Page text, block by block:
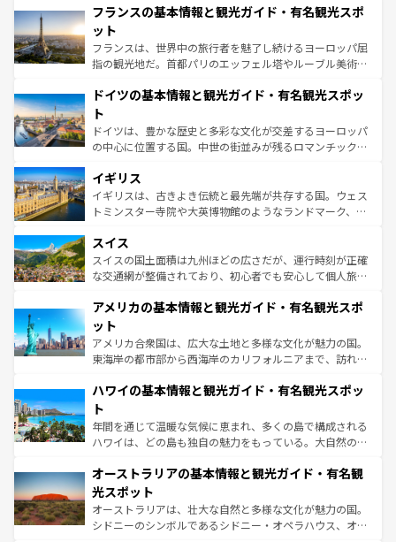
なお、新着のイタリア情報はコンテンツ一覧を参照してほ
しい。
文化が根付くこの国では、情熱的なフラメンコ、熱気あふ
れる闘牛、そして美味しいタパスが生活の一部となってい
る。首都マドリードの洗練された雰囲気や、バルセロナの
アートに溢れた街角から、地方では古代ローマ遺跡や中世
せる。地方によって風土や気候が異なるスペインはその個
ンテンツ一覧 を参照してほしい。
フランスの基本情報と観光ガイド・有名観光スポ
ット
フランスは、世界中の旅行者を魅了し続けるヨーロッパ屈
指の観光地だ。首都パリのエッフェル塔やルーブル美術館
で、幅広い魅力が詰まっている。華麗な宮殿、歴史的な大
聖堂、美しいビーチ、そして豊かな自然が、訪れる者を心
から魅了する。また、フランスは美食の国としても知ら
れ、フランス料理はユネスコ無形文化遺産にも登録されて
香り高いラベンダー畑など、多彩な楽しみ方が可能だ。さ
らに、パリ以外の地域にも魅力が溢れており、どの街角に
も豊かな歴史と文化が息づいている。パリ以外の個性あふ
を参照してほしい。
ドイツの基本情報と観光ガイド・有名観光スポッ
ト
ドイツは、豊かな歴史と多彩な文化が交差するヨーロッパ
の中心に位置する国。中世の街並みが残るロマンチック街
顔を持つこの国は、どこを歩いても飽きることがない。ベ
ルリンの文化的活気、バイエルン州のアルプスの絶景、そ
してライン川沿いのワイン畑といった風景は必見。ビール
は、お酒好きな人にはぜひ体験してほしい。 なお、新着の
ドイツ情報はコンテンツ一覧を参照してほしい。
イギリス
イギリスは、古きよき伝統と最先端が共存する国。ウェス
トミンスター寺院や大英博物館のようなランドマーク、歴
リアごとに異なる魅力がある。また、優雅なアフタヌーン
ティー、ビール好きにはたまらない英国パブ、サッカー観
戦など、本場だからこそできる体験も豊富。イギリスを旅
ンツ一覧を参照してほしい。
スイス
スイスの国土面積は九州ほどの広さだが、運行時刻が正確
な交通網が整備されており、初心者でも安心して個人旅行
の建物がそのまま残る町や、スイスならではのユニークな
博物館もあり、アルプス観光だけでなく町歩きも満喫する
ことができる。国民の所得が高いため物価も高いが、旅行
者向けの交通パス提供のサービスもあり、うまく活用すれ
着のスイス情報はコンテンツ一覧を参照してほしい。
アメリカの基本情報と観光ガイド・有名観光スポ
ット
アメリカ合衆国は、広大な土地と多様な文化が魅力の国。
東海岸の都市部から西海岸のカリフォルニアまで、訪れる
のような巨大都市は、観光、ショッピング、エンターテイ
ンメントが詰まった刺激的なスポットだ。一方、アメリカ
西部には大自然が広がり、グランドキャニオンやイエロー
ストーン国立公園といった絶景が堪能できる。さらに、南
文化が魅力。旅行者はアメリカの各地域で異なる魅力を楽
しみながら、その多様性と豊かな歴史を感じることができ
るだろう。車でのロードトリップや列車の旅も、アメリカ
ならではの贅沢な旅のスタイルだ。 なお、新着のアメリカ
情報は コンテンツ一覧 を参照してほしい。
ハワイの基本情報と観光ガイド・有名観光スポッ
ト
年間を通じて温暖な気候に恵まれ、多くの島で構成される
ハワイは、どの島も独自の魅力をもっている。大自然の神
ワイ島は見逃せない。また、定番の観光地といえばオアフ
島だが、静かな自然を求めるならマウイ島やカウアイ島が
おすすめ。エメラルドグリーンに輝く海をはじめ、豊かな
文化や歴史が息づいている。「アロハスピリット」と呼ば
オーストラリアの基本情報と観光ガイド・有名観
光スポット
オーストラリアは、壮大な自然と多様な文化が魅力の国。
シドニーのシンボルであるシドニー・オペラハウス、オー